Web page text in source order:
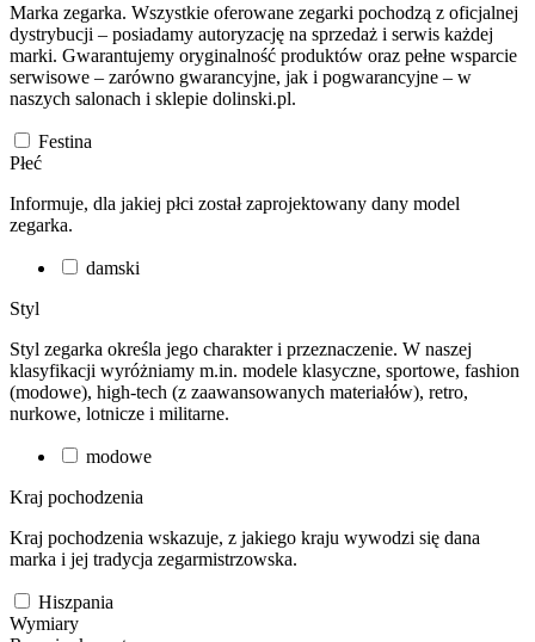
Marka zegarka. Wszystkie oferowane zegarki pochodzą z oficjalnej
dystrybucji – posiadamy autoryzację na sprzedaż i serwis każdej
marki. Gwarantujemy oryginalność produktów oraz pełne wsparcie
serwisowe – zarówno gwarancyjne, jak i pogwarancyjne – w
naszych salonach i sklepie dolinski.pl.
Festina
Płeć
Informuje, dla jakiej płci został zaprojektowany dany model
zegarka.
damski
Styl
Styl zegarka określa jego charakter i przeznaczenie. W naszej
klasyfikacji wyróżniamy m.in. modele klasyczne, sportowe, fashion
(modowe), high-tech (z zaawansowanych materiałów), retro,
nurkowe, lotnicze i militarne.
modowe
Kraj pochodzenia
Kraj pochodzenia wskazuje, z jakiego kraju wywodzi się dana
marka i jej tradycja zegarmistrzowska.
Hiszpania
Wymiary